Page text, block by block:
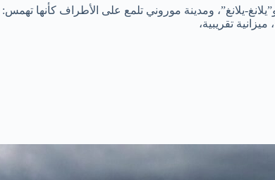
يلانغ”، ومدينة موروني تلمع على الأطراف كأنها
تقريبية،